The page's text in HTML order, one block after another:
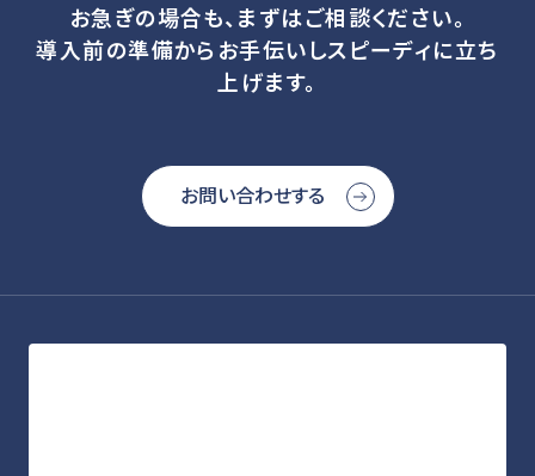
お急ぎの場合も、まずはご相談ください。
導入前の準備からお手伝いしスピーディに立ち
上げます。
お問い合わせする